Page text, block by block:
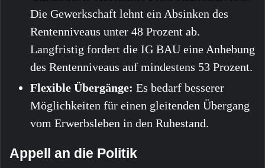
Die Gewerkschaft lehnt ein Absinken des
Rentenniveaus unter 48 Prozent ab.
Langfristig fordert die IG BAU eine Anhebung
des Rentenniveaus auf mindestens 53 Prozent.
Flexible Übergänge: Es bedarf besserer
Möglichkeiten für einen gleitenden Übergang
vom Erwerbsleben in den Ruhestand.
Appell an die Politik